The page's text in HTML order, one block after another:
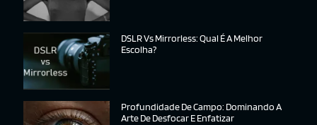
DSLR Vs Mirrorless: Qual É A Melhor
Escolha?
Profundidade De Campo: Dominando A
Arte De Desfocar E Enfatizar